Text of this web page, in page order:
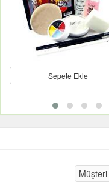
Sepete Ekle